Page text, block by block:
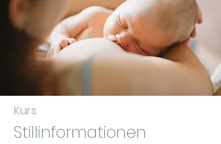
Kurs
Stillinformationen